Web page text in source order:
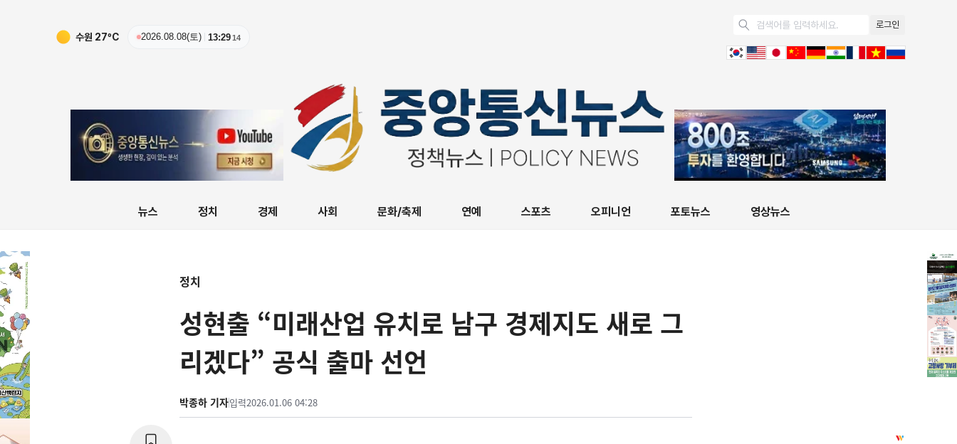
수원 27ºC 2026.08.08(토) 13:2916
로그인
뉴스 정치 경제 사회 문화/축제 연예 스포츠 오피니언 포토뉴스 영상뉴스
정치
성현출 “미래산업 유치로 남구 경제지도 새로 그
리겠다” 공식 출마 선언
박종하 기자입력2026.01.06 04:28